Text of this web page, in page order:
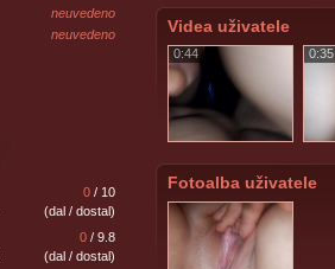
neuvedeno
neuvedeno
0/ 10
(dal / dostal)
0/ 9.8
(dal / dostal)
Videa uživatele
0:44 0:35
Fotoalba uživatele